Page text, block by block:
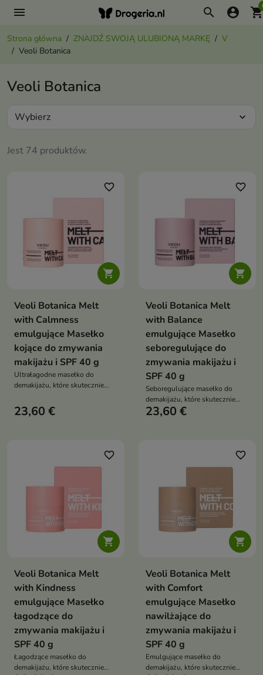
menu search account_circle
Strona główna ZNAJDŹ SWOJĄ ULUBIONĄ MARKĘ
V
Veoli Botanica
Veoli Botanica
Jest 74 produktów.
Wybierz expand_more

favorite_border
Veoli Botanica Melt
with Calmness
emulgujące Masełko
kojące do zmywania
makijażu i SPF 40 g
Ultrałagodne masełko do
demakijażu, które skutecznie
jednocześnie kojąc i chroniąc
skórę bardzo wrażliwą
23,60 €

favorite_border
Veoli Botanica Melt
with Balance
emulgujące Masełko
seboregulujące do
zmywania makijażu i
SPF 40 g
Seboregulujące masełko do
demakijażu, które skutecznie
usuwa makijaż i SPF, oczyszcza
23,60 €

favorite_border
Veoli Botanica Melt
with Kindness
emulgujące Masełko
łagodzące do
zmywania makijażu i
SPF 40 g
Łagodzące masełko do
demakijażu, które skutecznie

favorite_border
Veoli Botanica Melt
with Comfort
emulgujące Masełko
nawilżające do
zmywania makijażu i
SPF 40 g
Emulgujące masełko do
demakijażu, które skutecznie